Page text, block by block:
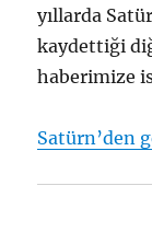
yıllarda
kaydettiği
haberimize
Satürn’den